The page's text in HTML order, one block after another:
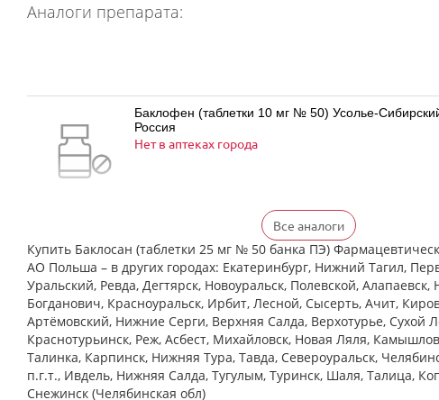
Аналоги препарата:
Баклофен (таблетки 10 мг № 50) Усолье-
Россия
Нет в аптеках города
Баклофен (таблетки 25 мг № 50) Усолье-
Россия
Нет в аптеках города
Баклосан (таблетки 10 мг № 50 банка ПЭ)
Польфарма АО Польша
Нет в аптеках города
Все аналоги
Купить Баклосан (таблетки 25 мг № 50 банка ПЭ)
АО Польша – в других городах: Екатеринбург, Нижний Тагил,
Уральский, Ревда, Дегтярск, Новоуральск, Полевской, Алапаевск,
Богданович, Красноуральск, Ирбит, Лесной, Сысерть, Ачит,
Артёмовский, Нижние Cерги, Верхняя Салда, Верхотурье, Сухой
Краснотурьинск, Реж, Асбест, Михайловск, Новая Ляля,
Талинка, Карпинск, Нижняя Тура, Тавда, Североуральск,
п.г.т., Ивдель, Нижняя Салда, Тугулым, Туринск, Шаля, Талица,
Снежинск (Челябинская обл)